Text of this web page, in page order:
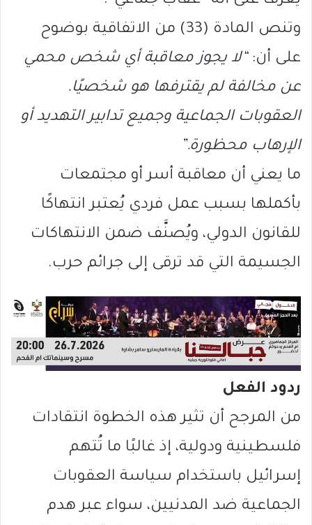
وتنص المادة (33) من الاتفاقية بوضوح
على أن:“لا يجوز معاقبة أي شخص محمي
عن مخالفة لم يقترفها هو شخصيًا.
العقوبات الجماعية وجميع تدابير التهديد أو
الإرهاب محظورة.”
ما يعني أن معاقبة أسر أو مجتمعات
بأكملها بسبب عمل فردي يُعتبر انتهاكًا
للقانون الدولي، ويُصنَّف ضمن الانتهاكات
الجسيمة التي قد ترقى إلى جرائم حرب.
ردود الفعل
من المرجح أن تثير هذه الخطوة انتقادات
فلسطينية ودولية، إذ غالبًا ما تُتهم
إسرائيل باستخدام سياسة العقوبات
الجماعية ضد المدنيين، سواء عبر هدم